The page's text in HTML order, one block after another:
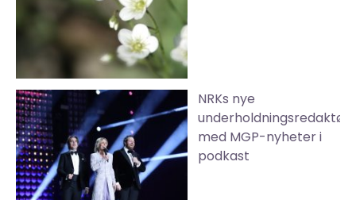
NRKs nye
underholdningsredaktør
med MGP-nyheter i
podkast